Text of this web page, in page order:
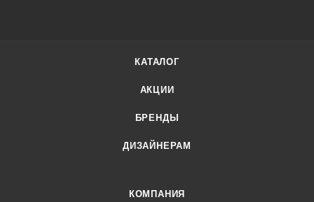
КАТАЛОГ
АКЦИИ
БРЕНДЫ
ДИЗАЙНЕРАМ
КОМПАНИЯ